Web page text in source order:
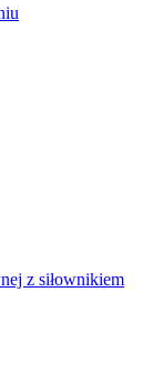
z siłownikiem